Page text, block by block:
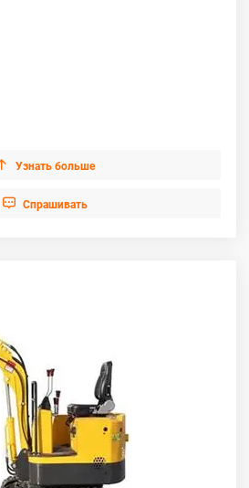
Узнать больше
 Cпрашивать